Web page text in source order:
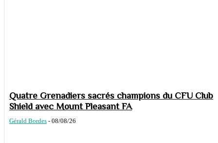
Quatre Grenadiers sacrés champions du CFU Club
Shield avec Mount Pleasant FA
Gérald Bordes - 08/08/26